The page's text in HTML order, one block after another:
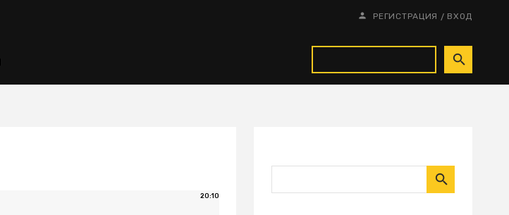
РЕГИСТРАЦИЯ / ВХОД
20:10